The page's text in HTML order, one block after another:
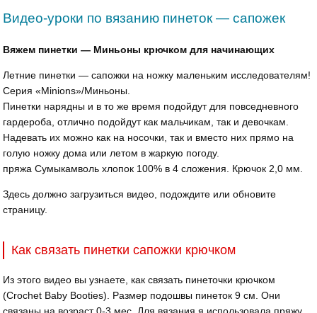
Видео-уроки по вязанию пинеток — сапожек
Вяжем пинетки — Миньоны крючком для начинающих
Летние пинетки — сапожки на ножку маленьким исследователям!
Серия «Minions»/Миньоны.
Пинетки нарядны и в то же время подойдут для повседневного
гардероба, отлично подойдут как мальчикам, так и девочкам.
Надевать их можно как на носочки, так и вместо них прямо на
голую ножку дома или летом в жаркую погоду.
пряжа Сумыкамволь хлопок 100% в 4 сложения. Крючок 2,0 мм.
Здесь должно загрузиться видео, подождите или обновите
страницу.
Как связать пинетки сапожки крючком
Из этого видео вы узнаете, как связать пинеточки крючком
(Crochet Baby Booties). Размер подошвы пинеток 9 см. Они